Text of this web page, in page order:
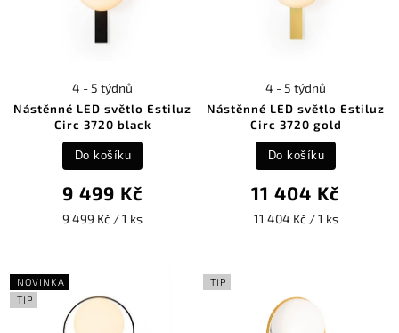
Nástěnné LED světlo Estiluz
Circ 3720 black
4 - 5 týdnů
9 499 Kč
9 499 Kč / 1 ks
Do košíku
Nástěnné LED světlo Estiluz
Circ 3720 gold
4 - 5 týdnů
11 404 Kč
11 404 Kč / 1 ks
Do košíku
NOVINKA
TIP
TIP